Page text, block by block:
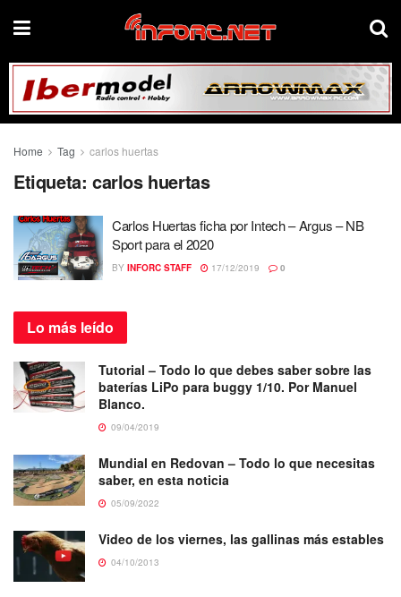
Home Tag carlos huertas
Etiqueta: carlos huertas
Carlos Huertas ficha por Intech – Argus – NB
Sport para el 2020
BY INFORC STAFF 17/12/2019 0
Lo más leído
Tutorial – Todo lo que debes saber sobre las
baterías LiPo para buggy 1/10. Por Manuel
Blanco.
09/04/2019
Mundial en Redovan – Todo lo que necesitas
saber, en esta noticia
05/09/2022
Video de los viernes, las gallinas más estables
04/10/2013